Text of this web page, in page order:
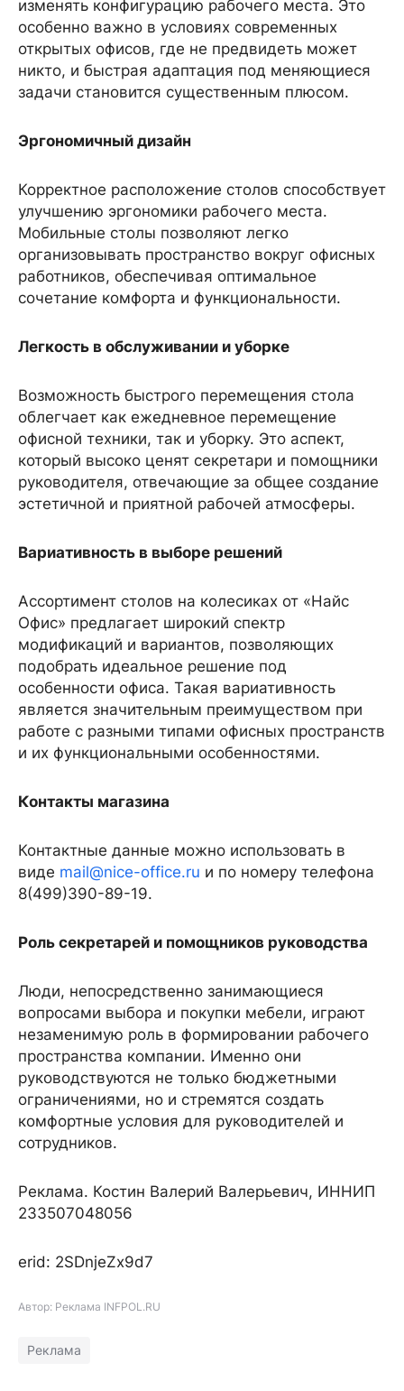
изменять конфигурацию рабочего места. Это
особенно важно в условиях современных
открытых офисов, где не предвидеть может
никто, и быстрая адаптация под меняющиеся
задачи становится существенным плюсом.
Эргономичный дизайн
Корректное расположение столов способствует
улучшению эргономики рабочего места.
Мобильные столы позволяют легко
организовывать пространство вокруг офисных
работников, обеспечивая оптимальное
сочетание комфорта и функциональности.
Легкость в обслуживании и уборке
Возможность быстрого перемещения стола
облегчает как ежедневное перемещение
офисной техники, так и уборку. Это аспект,
который высоко ценят секретари и помощники
руководителя, отвечающие за общее создание
эстетичной и приятной рабочей атмосферы.
Вариативность в выборе решений
Ассортимент столов на колесиках от «Найс
Офис» предлагает широкий спектр
модификаций и вариантов, позволяющих
подобрать идеальное решение под
особенности офиса. Такая вариативность
является значительным преимуществом при
работе с разными типами офисных пространств
и их функциональными особенностями.
Контакты магазина
Контактные данные можно использовать в
виде mail@nice-office.ru и по номеру телефона
8(499)390-89-19.
Роль секретарей и помощников руководства
Люди, непосредственно занимающиеся
вопросами выбора и покупки мебели, играют
незаменимую роль в формировании рабочего
пространства компании. Именно они
руководствуются не только бюджетными
ограничениями, но и стремятся создать
комфортные условия для руководителей и
сотрудников.
Реклама. Костин Валерий Валерьевич, ИННИП
233507048056
erid: 2SDnjeZx9d7
Автор: Реклама INFPOL.RU
Реклама